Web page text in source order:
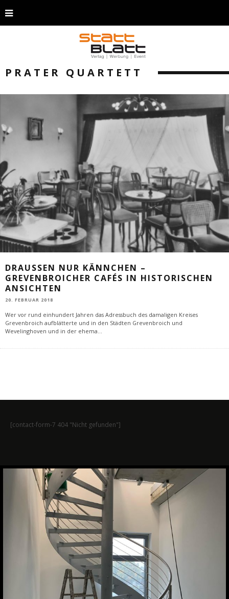
PRATER QUARTETT
DRAUSSEN NUR KÄNNCHEN – G
REVENBROICHER CAFÉS IN HISTORISCHEN A
NSICHTEN
20. FEBRUAR 2018
Wer vor rund einhundert Jahren das Adressbuch des damaligen Kreises
Grevenbroich aufblätterte und in den Städten Grevenbroich und
Wevelinghoven und in der ehema...
[contact-form-7 404 "Nicht gefunden"]